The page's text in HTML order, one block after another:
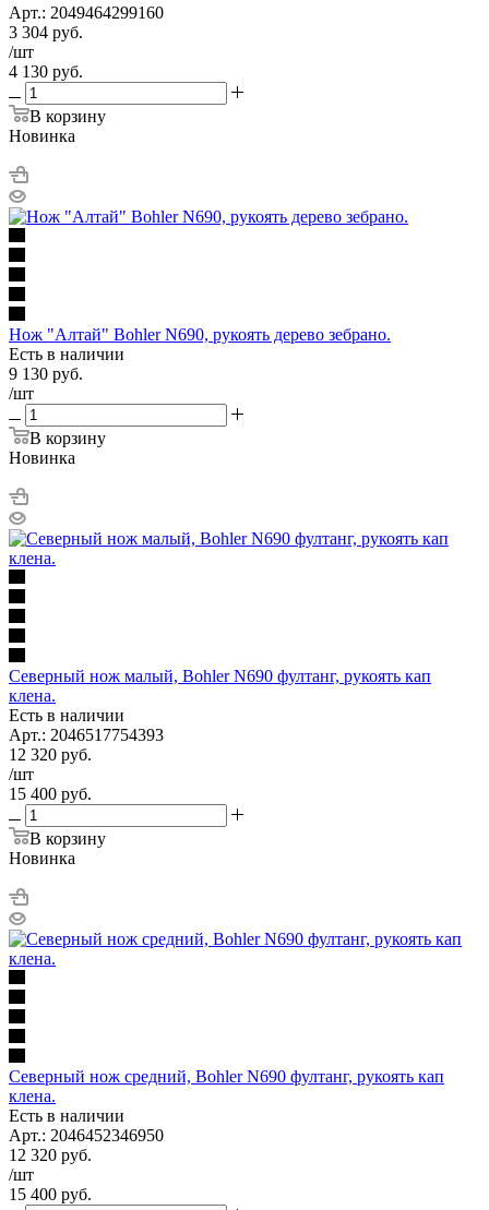
Арт.: 2049464299160
3 304 руб.
/шт
4 130 руб.
В корзину
Новинка
Нож "Алтай" Bohler N690, рукоять дерево зебрано.
Есть в наличии
9 130 руб.
/шт
В корзину
Новинка
Северный нож малый, Bohler N690 фултанг, рукоять кап
клена.
Есть в наличии
Арт.: 2046517754393
12 320 руб.
/шт
15 400 руб.
В корзину
Новинка
Северный нож средний, Bohler N690 фултанг, рукоять кап
клена.
Есть в наличии
Арт.: 2046452346950
12 320 руб.
/шт
15 400 руб.